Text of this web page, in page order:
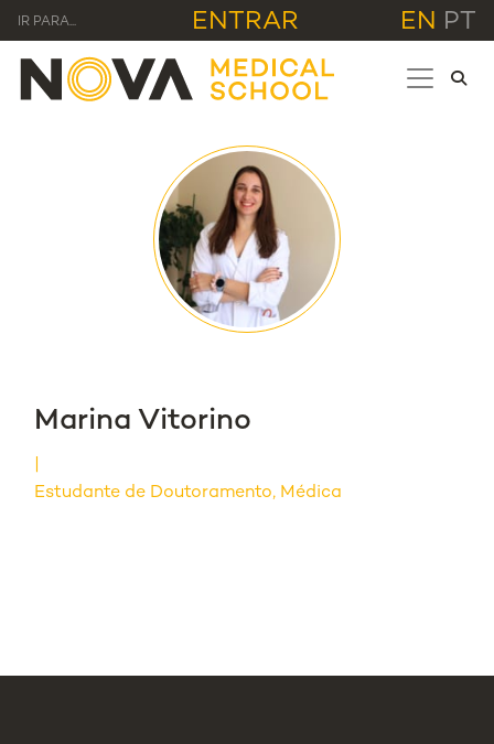
IR PARA... ENTRAR EN PT
Marina Vitorino
Estudante de Doutoramento, Médica